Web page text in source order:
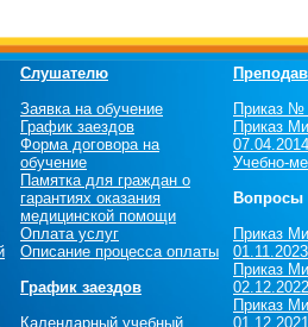
Слушателю
Заявка на обучение
График заездов
Форма договора на
обучение
Памятка для граждан о
гарантиях оказания
медицинской помощи
Оплата услуг
Описание процесса оплаты
График заездов
Календарный учебный
Приказ №
Приказ
Учебно-
Вопросы
Приказ
Приказ
Приказ